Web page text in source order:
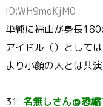
ID:WH9moKjM0
単純に福山が身長
アイドル（）として
より小顔の人とは共
31: 名無しさん＠恐